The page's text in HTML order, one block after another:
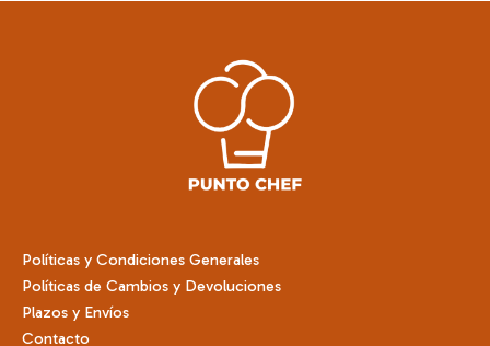
opciones
pueden
producto
Políticas y Condiciones Generales
Políticas de Cambios y Devoluciones
Plazos y Envíos
Contacto